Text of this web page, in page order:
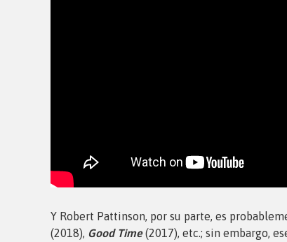
Y Robert Pattinson, por su parte, es
(2018), Good Time(2017), etc.; sin embargo,